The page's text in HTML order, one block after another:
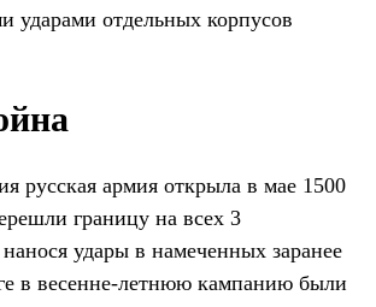
ударами отдельных корпусов
русская армия открыла в мае 1500
границу на всех 3
удары в намеченных заранее
в весенне-летнюю кампанию были